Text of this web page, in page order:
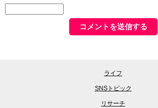
ライフ
SNSトピック
リサーチ